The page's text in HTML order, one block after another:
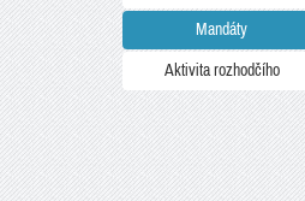
Mandáty
Aktivita rozhodčího